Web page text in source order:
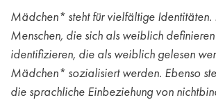
Mädchen* steht für vielfältige Identitäten.
Menschen, die sich als weiblich
identifizieren, die als weiblich gelesen
Mädchen* sozialisiert werden. Ebenso
die sprachliche Einbeziehung von